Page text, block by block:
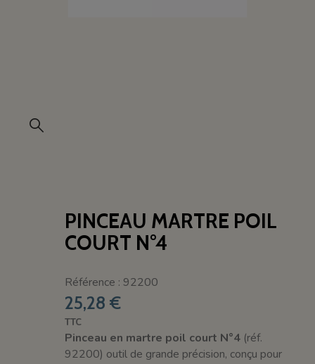
PINCEAU MARTRE POIL
COURT N°4
Référence : 92200
25,28 €
TTC
Pinceau en martre poil court N°4 (réf.
92200) outil de grande précision, conçu pour